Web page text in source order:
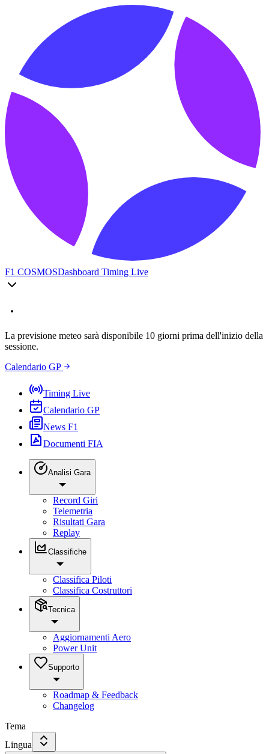
F1 COSMOSDashboard Timing Live
La previsione meteo sarà disponibile 10 giorni prima dell'inizio della
sessione.
Calendario GP
Timing Live
Calendario GP
News F1
Documenti FIA
Analisi Gara
Record Giri
Telemetria
Risultati Gara
Replay
Classifiche
Classifica Piloti
Classifica Costruttori
Tecnica
Aggiornamenti Aero
Power Unit
Supporto
Roadmap & Feedback
Changelog
Tema
Lingua